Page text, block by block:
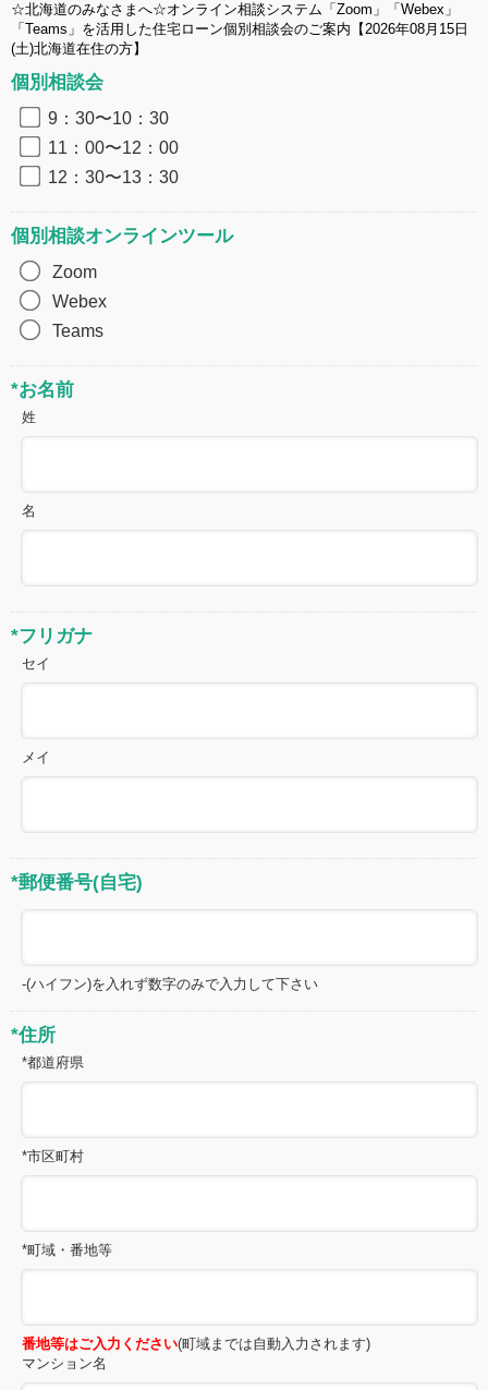
☆北海道のみなさまへ☆オンライン相談システム「Zoom」「Webex」
「Teams」を活用した住宅ローン個別相談会のご案内【2026年08月15日
(土)北海道在住の方】
個別相談会
9：30〜10：30
11：00〜12：00
12：30〜13：30
個別相談オンラインツール
Zoom
Webex
Teams
*お名前
姓
名
*フリガナ
セイ
メイ
*郵便番号(自宅)
-(ハイフン)を入れず数字のみで入力して下さい
*住所
*都道府県
*市区町村
*町域・番地等
番地等はご入力ください(町域までは自動入力されます)
マンション名